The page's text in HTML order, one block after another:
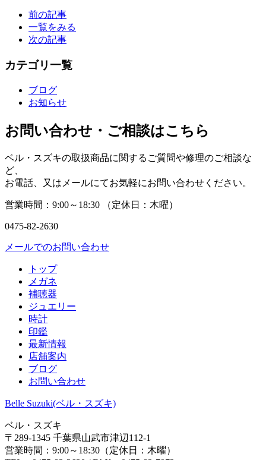
前の記事
一覧をみる
次の記事
カテゴリ一覧
ブログ
お知らせ
お問い合わせ・ご相談はこちら
ベル・スズキの取扱商品に関するご質問や修理のご相談な
ど、
お電話、又はメールにてお気軽にお問い合わせください。
営業時間： 9:00～18:30 （定休日： 木曜）
0475-82-2630
メールでのお問い合わせ
トップ
メガネ
補聴器
ジュエリー
時計
印鑑
最新情報
店舗案内
ブログ
お問い合わせ
Belle Suzuki(ベル・スズキ)
ベル・スズキ
〒289-1345 千葉県山武市津辺112-1
営業時間： 9:00～18:30（定休日： 木曜）